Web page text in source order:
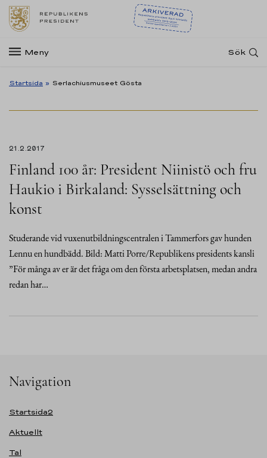
Meny Sök
Startsida » Serlachiusmuseet Gösta
21.2.2017
Finland 100 år: President Niinistö och fru
Haukio i Birkaland: Sysselsättning och
konst
Studerande vid vuxenutbildningscentralen i Tammerfors gav hunden
Lennu en hundbädd. Bild: Matti Porre/Republikens presidents kansli
”För många av er är det fråga om den första arbetsplatsen, medan andra
redan har…
Navigation
Startsida2
Aktuellt
Tal